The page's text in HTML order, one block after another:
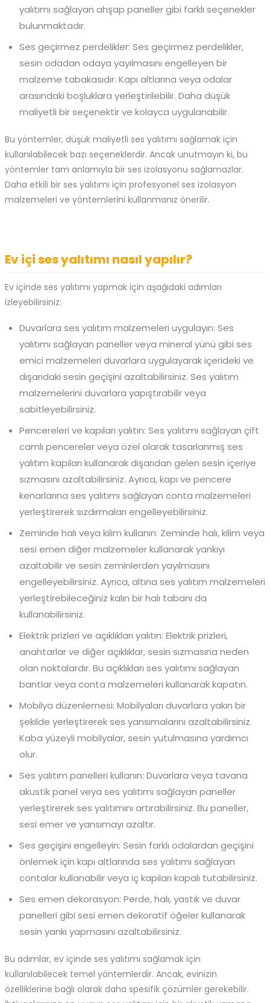
yalıtımı sağlayan ahşap paneller gibi farklı seçenekler
bulunmaktadır.
Ses geçirmez perdelikler: Ses geçirmez perdelikler,
sesin odadan odaya yayılmasını engelleyen bir
malzeme tabakasıdır. Kapı altlarına veya odalar
arasındaki boşluklara yerleştirilebilir. Daha düşük
maliyetli bir seçenektir ve kolayca uygulanabilir.
Bu yöntemler, düşük maliyetli ses yalıtımı sağlamak için
kullanılabilecek bazı seçeneklerdir. Ancak unutmayın ki, bu
yöntemler tam anlamıyla bir ses izolasyonu sağlamazlar.
Daha etkili bir ses yalıtımı için profesyonel ses izolasyon
malzemeleri ve yöntemlerini kullanmanız önerilir.
Ev içi ses yalıtımı nasıl yapılır?
Ev içinde ses yalıtımı yapmak için aşağıdaki adımları
izleyebilirsiniz:
Duvarlara ses yalıtım malzemeleri uygulayın: Ses
yalıtımı sağlayan paneller veya mineral yünü gibi ses
emici malzemeleri duvarlara uygulayarak içerideki ve
dışarıdaki sesin geçişini azaltabilirsiniz. Ses yalıtım
malzemelerini duvarlara yapıştırabilir veya
sabitleyebilirsiniz.
Pencereleri ve kapıları yalıtın: Ses yalıtımı sağlayan çift
camlı pencereler veya özel olarak tasarlanmış ses
yalıtım kapıları kullanarak dışarıdan gelen sesin içeriye
sızmasını azaltabilirsiniz. Ayrıca, kapı ve pencere
kenarlarına ses yalıtımı sağlayan conta malzemeleri
yerleştirerek sızdırmaları engelleyebilirsiniz.
Zeminde halı veya kilim kullanın: Zeminde halı, kilim veya
sesi emen diğer malzemeler kullanarak yankıyı
azaltabilir ve sesin zeminlerden yayılmasını
engelleyebilirsiniz. Ayrıca, altına ses yalıtım malzemeleri
yerleştirebileceğiniz kalın bir halı tabanı da
kullanabilirsiniz.
Elektrik prizleri ve açıklıkları yalıtın: Elektrik prizleri,
anahtarlar ve diğer açıklıklar, sesin sızmasına neden
olan noktalardır. Bu açıklıkları ses yalıtımı sağlayan
bantlar veya conta malzemeleri kullanarak kapatın.
Mobilya düzenlemesi: Mobilyaları duvarlara yakın bir
şekilde yerleştirerek ses yansımalarını azaltabilirsiniz.
Kaba yüzeyli mobilyalar, sesin yutulmasına yardımcı
olur.
Ses yalıtım panelleri kullanın: Duvarlara veya tavana
akustik panel veya ses yalıtımı sağlayan paneller
yerleştirerek ses yalıtımını artırabilirsiniz. Bu paneller,
sesi emer ve yansımayı azaltır.
Ses geçişini engelleyin: Sesin farklı odalardan geçişini
önlemek için kapı altlarında ses yalıtımı sağlayan
contalar kullanabilir veya iç kapıları kapalı tutabilirsiniz.
Ses emen dekorasyon: Perde, halı, yastık ve duvar
panelleri gibi sesi emen dekoratif öğeler kullanarak
sesin yankı yapmasını azaltabilirsiniz.
Bu adımlar, ev içinde ses yalıtımı sağlamak için
kullanılabilecek temel yöntemlerdir. Ancak, evinizin
özelliklerine bağlı olarak daha spesifik çözümler gerekebilir.